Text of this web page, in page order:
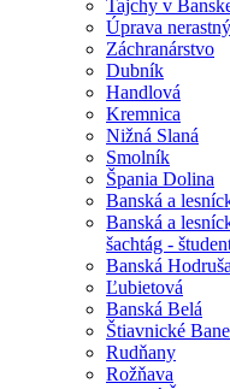
Tajchy v
Úprava
Záchranárstvo
Dubník
Handlová
Kremnica
Nižná Slaná
Smolník
Špania Dolina
Banská a
Banská a
šachtág -
Banská Hodruša
Ľubietová
Banská Belá
Štiavnické Bane
Rudňany
Rožňava